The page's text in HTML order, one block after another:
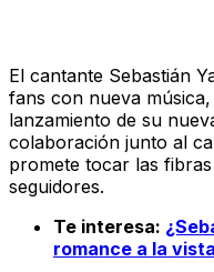
El cantante Sebastián
fans con nueva
lanzamiento de su
colaboración junto al
promete tocar las
seguidores.
Te interesa:
romance a la